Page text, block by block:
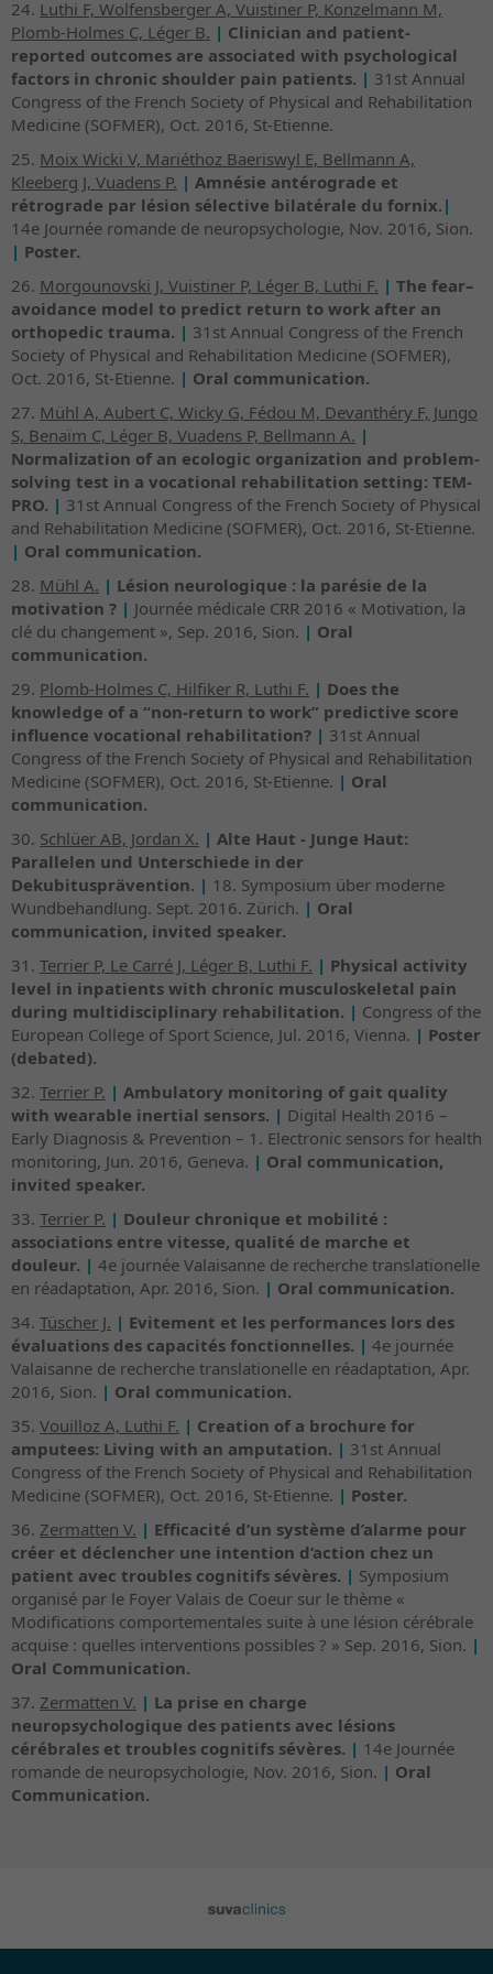
24. Luthi F, Wolfensberger A, Vuistiner P, Konzelmann M,
Plomb-Holmes C, Léger B. | Clinician and patient-
reported outcomes are associated with psychological
factors in chronic shoulder pain patients. | 31st Annual
Congress of the French Society of Physical and Rehabilitation
Medicine (SOFMER), Oct. 2016, St-Etienne.
25. Moix Wicki V, Mariéthoz Baeriswyl E, Bellmann A,
Kleeberg J, Vuadens P. | Amnésie antérograde et
rétrograde par lésion sélective bilatérale du fornix. |
14e Journée romande de neuropsychologie, Nov. 2016, Sion.
| Poster.
26. Morgounovski J, Vuistiner P, Léger B, Luthi F. | The fear–
avoidance model to predict return to work after an
orthopedic trauma. | 31st Annual Congress of the French
Society of Physical and Rehabilitation Medicine (SOFMER),
Oct. 2016, St-Etienne. | Oral communication.
27. Mühl A, Aubert C, Wicky G, Fédou M, Devanthéry F, Jungo
S, Benaïm C, Léger B, Vuadens P, Bellmann A. |
Normalization of an ecologic organization and problem-
solving test in a vocational rehabilitation setting: TEM-
PRO. | 31st Annual Congress of the French Society of Physical
and Rehabilitation Medicine (SOFMER), Oct. 2016, St-Etienne.
| Oral communication.
28. Mühl A. | Lésion neurologique : la parésie de la
motivation ? | Journée médicale CRR 2016 « Motivation, la
clé du changement », Sep. 2016, Sion. | Oral
communication.
29. Plomb-Holmes C, Hilfiker R, Luthi F. | Does the
knowledge of a “non-return to work” predictive score
influence vocational rehabilitation? | 31st Annual
Congress of the French Society of Physical and Rehabilitation
Medicine (SOFMER), Oct. 2016, St-Etienne. | Oral
communication.
30. Schlüer AB, Jordan X. | Alte Haut - Junge Haut:
Parallelen und Unterschiede in der
Dekubitusprävention. | 18. Symposium über moderne
Wundbehandlung. Sept. 2016. Zürich. | Oral
communication, invited speaker.
31. Terrier P, Le Carré J, Léger B, Luthi F. | Physical activity
level in inpatients with chronic musculoskeletal pain
during multidisciplinary rehabilitation. | Congress of the
European College of Sport Science, Jul. 2016, Vienna. | Poster
(debated).
32. Terrier P. | Ambulatory monitoring of gait quality
with wearable inertial sensors. | Digital Health 2016 –
Early Diagnosis & Prevention – 1. Electronic sensors for health
monitoring, Jun. 2016, Geneva. | Oral communication,
invited speaker.
33. Terrier P. | Douleur chronique et mobilité :
associations entre vitesse, qualité de marche et
douleur. | 4e journée Valaisanne de recherche translationelle
en réadaptation, Apr. 2016, Sion. | Oral communication.
34. Tüscher J. | Evitement et les performances lors des
évaluations des capacités fonctionnelles. | 4e journée
Valaisanne de recherche translationelle en réadaptation, Apr.
2016, Sion. | Oral communication.
35. Vouilloz A, Luthi F. | Creation of a brochure for
amputees: Living with an amputation. | 31st Annual
Congress of the French Society of Physical and Rehabilitation
Medicine (SOFMER), Oct. 2016, St-Etienne. | Poster.
36. Zermatten V. | Efficacité d’un système d’alarme pour
créer et déclencher une intention d’action chez un
patient avec troubles cognitifs sévères. | Symposium
organisé par le Foyer Valais de Coeur sur le thème «
Modifications comportementales suite à une lésion cérébrale
acquise : quelles interventions possibles ? » Sep. 2016, Sion. |
Oral Communication.
37. Zermatten V. | La prise en charge
neuropsychologique des patients avec lésions
cérébrales et troubles cognitifs sévères. | 14e Journée
romande de neuropsychologie, Nov. 2016, Sion. | Oral
Communication.